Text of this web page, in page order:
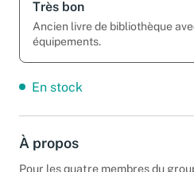
Très bon
Ancien livre de bibliothèque avec
À propos